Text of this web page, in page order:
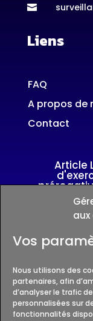
aux
Vos
Nous utilisons des
partenaires, afin
d’analyser le trafic
personnalisées sur
fonctionnalités

Liens
FAQ
A propos de
Contact
Article